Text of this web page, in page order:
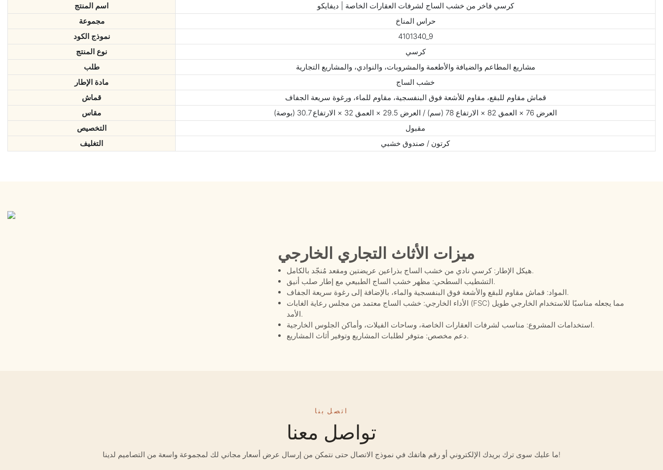
اسم المنتج
كرسي فاخر من خشب الساج لشرفات العقارات الخاصة | ديفايكو
مجموعة
حراس المناخ
نموذج الكود
4101340_9
نوع المنتج
كرسي
طلب
مشاريع المطاعم والضيافة والأطعمة والمشروبات، والنوادي، والمشاريع التجارية
مادة الإطار
خشب الساج
قماش
قماش مقاوم للبقع، مقاوم للأشعة فوق البنفسجية، مقاوم للماء، ورغوة سريعة الجفاف
مقاس
العرض 76 × العمق 82 × الارتفاع 78 (سم) / العرض 29.5 × العمق 32 × الارتفاع 30.7 (بوصة)
التخصيص
مقبول
التغليف
كرتون / صندوق خشبي
ميزات الأثاث التجاري الخارجي
هيكل الإطار: كرسي نادي من خشب الساج بذراعين عريضتين ومقعد مُنجّد بالكامل.
التشطيب السطحي: مظهر خشب الساج الطبيعي مع إطار صلب أنيق.
المواد: قماش مقاوم للبقع والأشعة فوق البنفسجية والماء، بالإضافة إلى رغوة سريعة الجفاف.
الأداء الخارجي: خشب الساج معتمد من مجلس رعاية الغابات (FSC) مما يجعله مناسبًا للاستخدام الخارجي طويل
الأمد.
استخدامات المشروع: مناسب لشرفات العقارات الخاصة، وساحات الفيلات، وأماكن الجلوس الخارجية.
دعم مخصص: متوفر لطلبات المشاريع وتوفير أثاث المشاريع.
اتصل بنا
تواصل معنا
ما عليك سوى ترك بريدك الإلكتروني أو رقم هاتفك في نموذج الاتصال حتى نتمكن من إرسال عرض أسعار مجاني لك لمجموعة واسعة من التصاميم لدينا!